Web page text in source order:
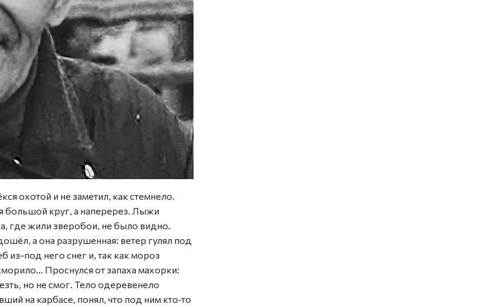
охотой и не заметил, как стемнело.
большой круг, а наперерез. Лыжи
где жили зверобои, не было видно.
а она разрушенная: ветер гулял под
под него снег и, так как мороз
Проснулся от запаха махорки:
но не смог. Тело одеревенело
на карбасе, понял, что под ним кто‑то